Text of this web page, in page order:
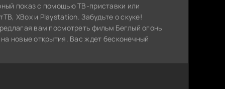
показ с помощью ТВ-приставки или
XBox и Playstation. Забудьте о скуке!
вам посмотреть фильм Беглый огонь
новые открытия. Вас ждет бесконечный